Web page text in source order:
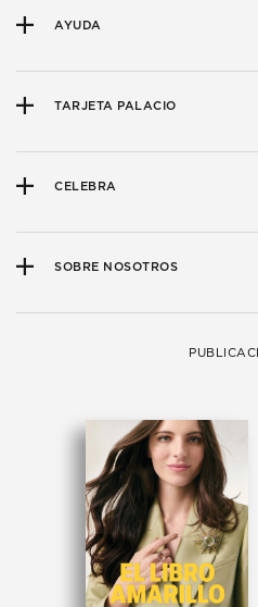
AYUDA
TARJETA PALACIO
CELEBRA
SOBRE NOSOTROS